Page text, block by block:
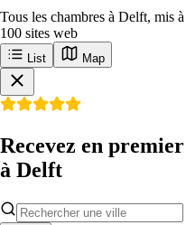
Tous les chambres à Delft, mis
100 sites web
List Map
Recevez en
à Delft